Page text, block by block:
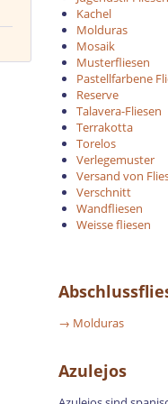
Kachel
Molduras
Mosaik
Musterfliesen
Pastellfarbene
Reserve
Talavera-Fliesen
Terrakotta
Torelos
Verlegemuster
Versand von
Verschnitt
Wandfliesen
Weisse fliesen
→ Molduras
Azulejos